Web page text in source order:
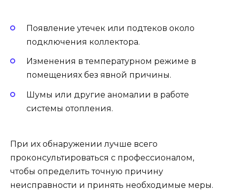
Появление утечек или подтеков около
подключения коллектора.
Изменения в температурном режиме в
помещениях без явной причины.
Шумы или другие аномалии в работе
системы отопления.
При их обнаружении лучше всего
проконсультироваться с профессионалом,
чтобы определить точную причину
неисправности и принять необходимые меры.